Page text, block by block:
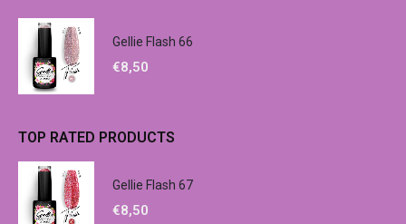
Gellie Flash 66
€8,50
TOP RATED PRODUCTS
Gellie Flash 67
€8,50